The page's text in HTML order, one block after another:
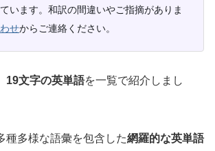
います。和訳の間違いやご指摘がありま
せからご連絡ください。
19文字の英単語を一覧で紹介しまし
種多様な語彙を包含した網羅的な英単語